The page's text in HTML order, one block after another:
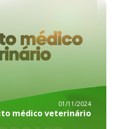
01/11/2024
médico veterinário